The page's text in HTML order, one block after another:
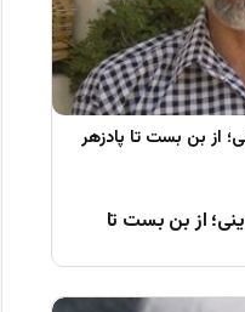
از بن بست تا